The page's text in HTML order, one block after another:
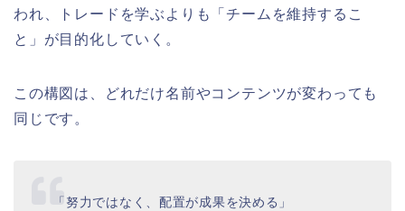
われ、トレードを学ぶよりも「チームを維持するこ
と」が目的化していく。
この構図は、どれだけ名前やコンテンツが変わっても
同じです。
「努力ではなく、配置が成果を決める」